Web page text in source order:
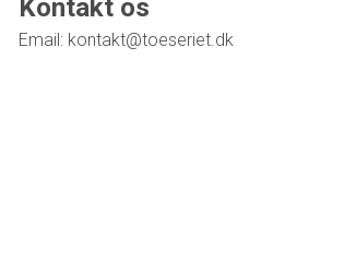
Kontakt os
Email: kontakt@toeseriet.dk